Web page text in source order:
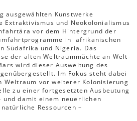
ausgewählten Kunst­werke
Extraktivismus und Neokolonialismus
vor dem Hintergrund der
in afrikanischen
Süd­afrika und Nigeria. Das
der alten Weltraummächte an Welt­
wird dieser Ausweitung des
Im Fokus steht dabei
Weltraum vor weiterer Kolonisierung
zu einer fortgesetzten Ausbeutung
und damit einem neuerlichen
Ressourcen –